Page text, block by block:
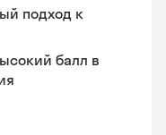
подход к
балл в